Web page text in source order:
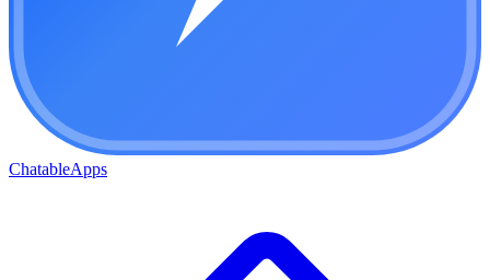
ChatableApps